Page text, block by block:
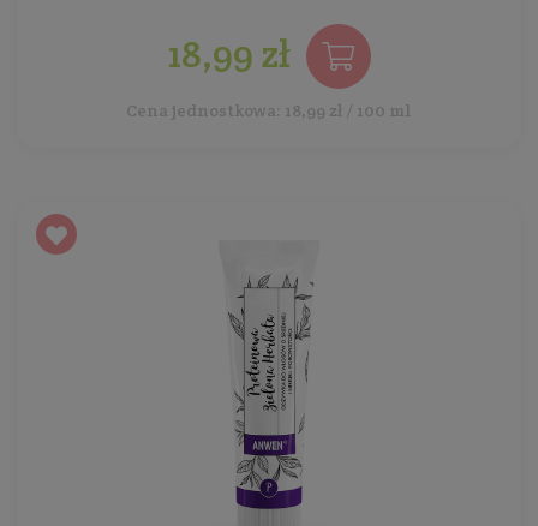
18,99 zł
Cena jednostkowa: 18,99 zł / 100 ml